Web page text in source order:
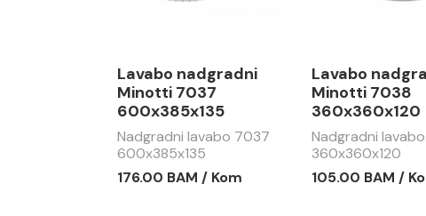
Lavabo nadgradni
Minotti 7037
600x385x135
Nadgradni lavabo 7037
600x385x135
176.00 BAM / Kom
Lavabo
Minotti 7038
360x360x120
Nadgradni
360x360x120
105.00 BAM /